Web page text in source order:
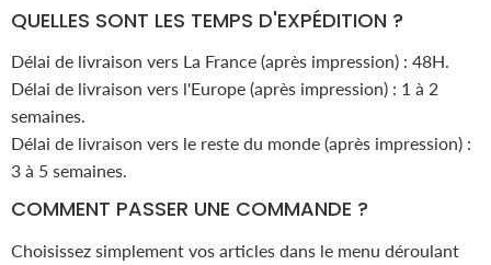
QUELLES SONT LES TEMPS D'EXPÉDITION ?
Délai de livraison vers La France (après impression) : 48H.
Délai de livraison vers l'Europe (après impression) : 1 à 2
semaines.
Délai de livraison vers le reste du monde (après impression) :
3 à 5 semaines.
COMMENT PASSER UNE COMMANDE ?
Choisissez simplement vos articles dans le menu déroulant